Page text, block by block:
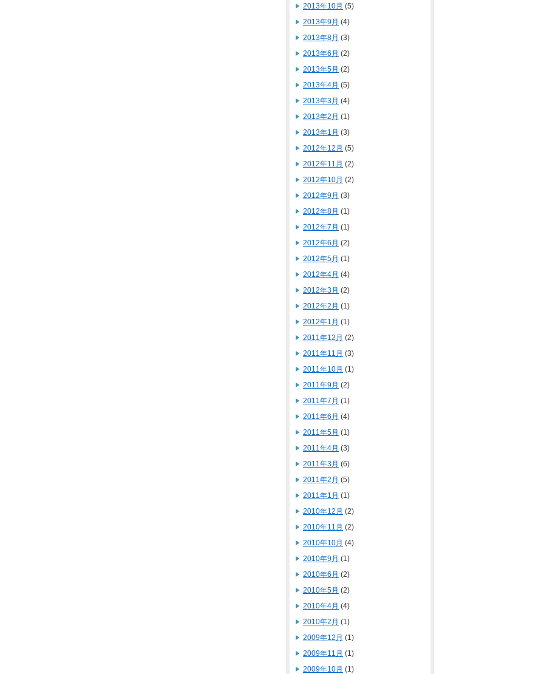
2013年10月 (5)
2013年9月 (4)
2013年8月 (3)
2013年6月 (2)
2013年5月 (2)
2013年4月 (5)
2013年3月 (4)
2013年2月 (1)
2013年1月 (3)
2012年12月 (5)
2012年11月 (2)
2012年10月 (2)
2012年9月 (3)
2012年8月 (1)
2012年7月 (1)
2012年6月 (2)
2012年5月 (1)
2012年4月 (4)
2012年3月 (2)
2012年2月 (1)
2012年1月 (1)
2011年12月 (2)
2011年11月 (3)
2011年10月 (1)
2011年9月 (2)
2011年7月 (1)
2011年6月 (4)
2011年5月 (1)
2011年4月 (3)
2011年3月 (6)
2011年2月 (5)
2011年1月 (1)
2010年12月 (2)
2010年11月 (2)
2010年10月 (4)
2010年9月 (1)
2010年6月 (2)
2010年5月 (2)
2010年4月 (4)
2010年2月 (1)
2009年12月 (1)
2009年11月 (1)
2009年10月 (1)